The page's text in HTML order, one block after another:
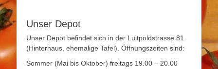
Unser Depot
Unser Depot befindet sich in der Luitpoldstrasse 81
(Hinterhaus, ehemalige Tafel). Öffnungszeiten sind:
Sommer (Mai bis Oktober) freitags 19.00 – 20.00